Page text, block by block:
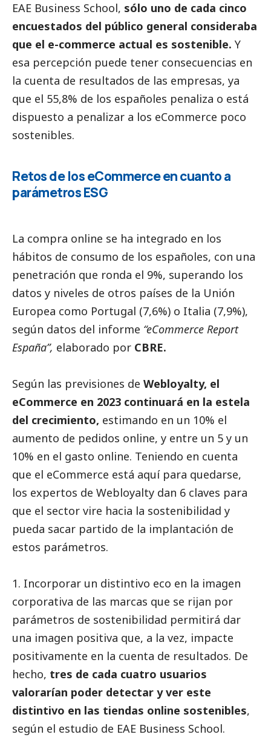
EAE Business School, sólo uno de cada cinco
encuestados del público general consideraba
que el e-commerce actual es sostenible. Y
esa percepción puede tener consecuencias en
la cuenta de resultados de las empresas, ya
que el 55,8% de los españoles penaliza o está
dispuesto a penalizar a los eCommerce poco
sostenibles.
Retos de los eCommerce en cuanto a
parámetros ESG
La compra online se ha integrado en los
hábitos de consumo de los españoles, con una
penetración que ronda el 9%, superando los
datos y niveles de otros países de la Unión
Europea como Portugal (7,6%) o Italia (7,9%),
según datos del informe “eCommerce Report
España”, elaborado por CBRE.
Según las previsiones de Webloyalty, el
eCommerce en 2023 continuará en la estela
del crecimiento, estimando en un 10% el
aumento de pedidos online, y entre un 5 y un
10% en el gasto online. Teniendo en cuenta
que el eCommerce está aquí para quedarse,
los expertos de Webloyalty dan 6 claves para
que el sector vire hacia la sostenibilidad y
pueda sacar partido de la implantación de
estos parámetros.
1. Incorporar un distintivo eco en la imagen
corporativa de las marcas que se rijan por
parámetros de sostenibilidad permitirá dar
una imagen positiva que, a la vez, impacte
positivamente en la cuenta de resultados. De
hecho, tres de cada cuatro usuarios
valorarían poder detectar y ver este
distintivo en las tiendas online sostenibles,
según el estudio de EAE Business School.